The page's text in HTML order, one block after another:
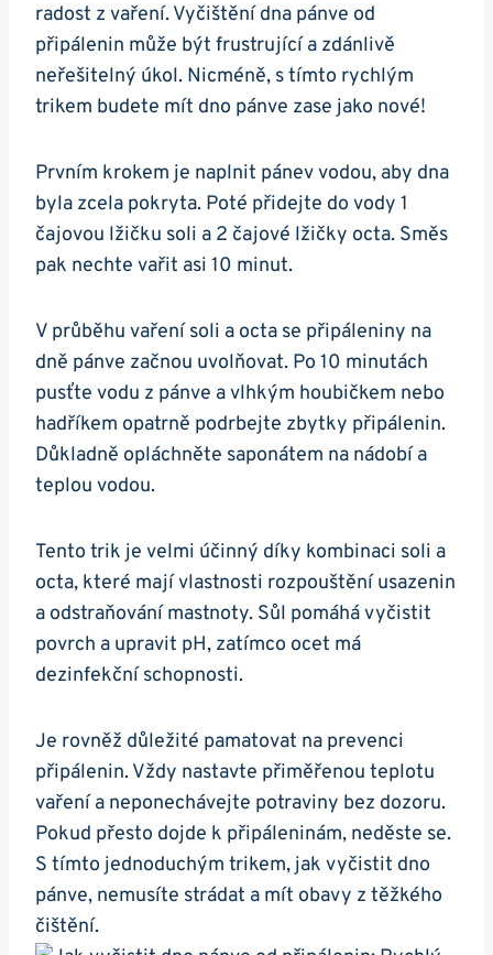
radost z vaření. Vyčištění dna pánve od
připálenin může být frustrující a zdánlivě
neřešitelný úkol. Nicméně, s tímto rychlým
trikem budete mít dno pánve zase jako ​nové!
Prvním krokem je naplnit pánev ⁣vodou, aby dna
byla zcela pokryta.​ Poté přidejte do vody 1
čajovou lžičku soli a 2 ‌čajové lžičky octa. ⁢Směs
pak nechte vařit asi 10 minut.
V ‍průběhu vaření soli a octa se připáleniny ⁤na
dně pánve⁣ začnou uvolňovat. Po 10 minutách
pusťte vodu z pánve a vlhkým houbičkem nebo
hadříkem opatrně‌ podrbejte zbytky připálenin.
Důkladně⁢ opláchněte saponátem na nádobí a
teplou vodou.
Tento trik je velmi účinný⁤ díky kombinaci soli a
octa,⁢ které mají vlastnosti rozpouštění usazenin
a⁣ odstraňování mastnoty. Sůl pomáhá vyčistit
povrch​ a upravit pH, zatímco ocet má
dezinfekční schopnosti.
Je rovněž důležité pamatovat na prevenci
připálenin. Vždy nastavte přiměřenou teplotu
vaření a neponechávejte potraviny bez dozoru.
Pokud přesto ⁢dojde k připáleninám, neděste se.
S tímto jednoduchým trikem, jak vyčistit dno
pánve, nemusíte strádat a​ mít obavy z⁣ těžkého
čištění.